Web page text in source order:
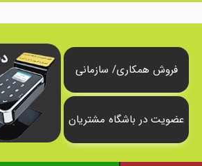
فروش همکاری/ سازمانی
عضویت در باشگاه مشتریان